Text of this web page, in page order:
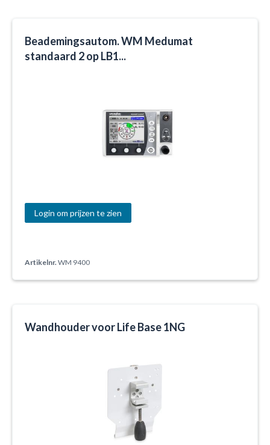
Beademingsautom. WM Medumat
standaard 2 op LB1...
Login om prijzen te zien
Artikelnr. WM 9400
Wandhouder voor Life Base 1NG